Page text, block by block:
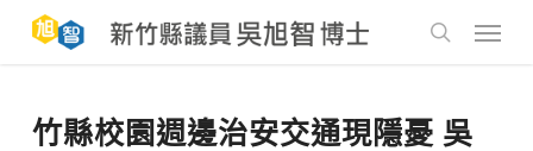
main
Menu
竹縣校園週邊治安交通現隱憂 吳